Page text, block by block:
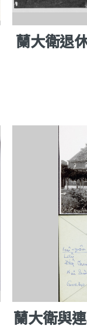
蘭大衛退
蘭大衛與